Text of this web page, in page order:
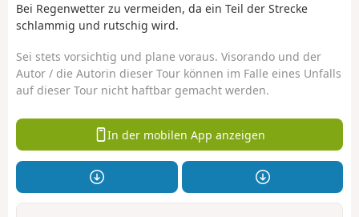
Bei Regenwetter zu vermeiden, da ein Teil der Strecke
schlammig und rutschig wird.
Sei stets vorsichtig und plane voraus. Visorando und der
Autor / die Autorin dieser Tour können im Falle eines Unfalls
auf dieser Tour nicht haftbar gemacht werden.
In der mobilen App anzeigen